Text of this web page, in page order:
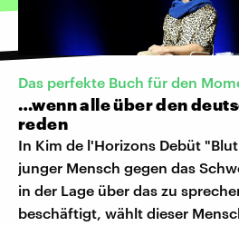
Das perfekte Buch für den
…wenn alle über den
reden
In Kim de l'Horizons Debüt
junger Mensch gegen das
in der Lage über das zu
beschäftigt, wählt dieser